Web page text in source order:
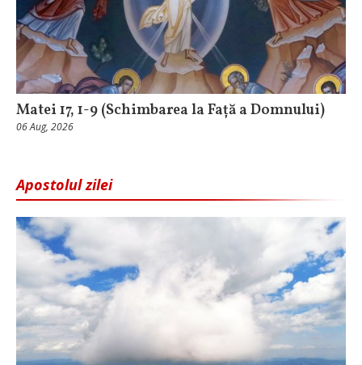
Matei 17, 1-9 (Schimbarea la Față a Domnului)
06 Aug, 2026
Apostolul zilei